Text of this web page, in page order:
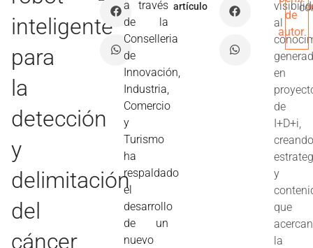
inteligente
para
la
detección
y
delimitación
del
cáncer
a través
de la
Conselleria
de
Innovación,
Industria,
Comercio
y
Turismo
ha
respaldado
el
desarrollo
de un
nuevo
artículo
al
en
de
I+D+i,
y
que
acercan
la
de
autor